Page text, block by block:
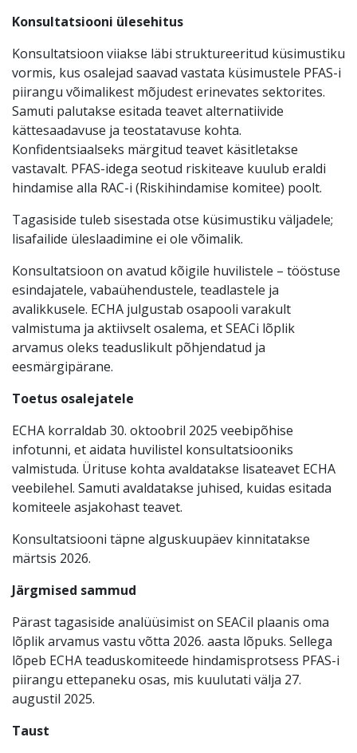
Konsultatsiooni ülesehitus
Konsultatsioon viiakse läbi struktureeritud küsimustiku
vormis, kus osalejad saavad vastata küsimustele PFAS-i
piirangu võimalikest mõjudest erinevates sektorites.
Samuti palutakse esitada teavet alternatiivide
kättesaadavuse ja teostatavuse kohta.
Konfidentsiaalseks märgitud teavet käsitletakse
vastavalt. PFAS-idega seotud riskiteave kuulub eraldi
hindamise alla RAC-i (Riskihindamise komitee) poolt.
Tagasiside tuleb sisestada otse küsimustiku väljadele;
lisafailide üleslaadimine ei ole võimalik.
Konsultatsioon on avatud kõigile huvilistele – tööstuse
esindajatele, vabaühendustele, teadlastele ja
avalikkusele. ECHA julgustab osapooli varakult
valmistuma ja aktiivselt osalema, et SEACi lõplik
arvamus oleks teaduslikult põhjendatud ja
eesmärgipärane.
Toetus osalejatele
ECHA korraldab 30. oktoobril 2025 veebipõhise
infotunni, et aidata huvilistel konsultatsiooniks
valmistuda. Ürituse kohta avaldatakse lisateavet ECHA
veebilehel. Samuti avaldatakse juhised, kuidas esitada
komiteele asjakohast teavet.
Konsultatsiooni täpne alguskuupäev kinnitatakse
märtsis 2026.
Järgmised sammud
Pärast tagasiside analüüsimist on SEACil plaanis oma
lõplik arvamus vastu võtta 2026. aasta lõpuks. Sellega
lõpeb ECHA teaduskomiteede hindamisprotsess PFAS-i
piirangu ettepaneku osas, mis kuulutati välja 27.
augustil 2025.
Taust